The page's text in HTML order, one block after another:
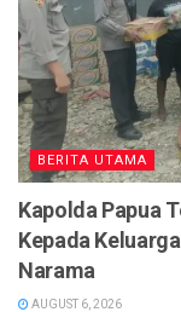
BERITA UTAMA
Kapolda Papua
Kepada
Narama
AUGUST 6, 2026